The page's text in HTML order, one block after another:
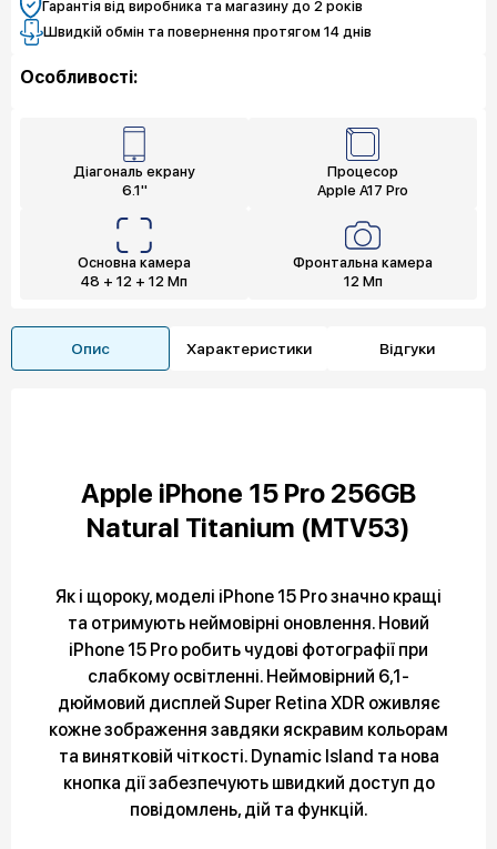
Гарантія від виробника та магазину до 2 років
Швидкій обмін та повернення протягом 14 днів
Особливості:
Діагональ екрану
6.1"
Процесор
Apple A17 Pro
Основна камера
48 + 12 + 12 Мп
Фронтальна камера
12 Мп
Опис Характеристики Відгуки
Apple iPhone 15 Pro 256GB
Natural Titanium (MTV53)
Як і щороку, моделі iPhone 15 Pro значно кращі
та отримують неймовірні оновлення. Новий
iPhone 15 Pro робить чудові фотографії при
слабкому освітленні. Неймовірний 6,1-
дюймовий дисплей Super Retina XDR оживляє
кожне зображення завдяки яскравим кольорам
та винятковій чіткості. Dynamic Island та нова
кнопка дії забезпечують швидкий доступ до
повідомлень, дій та функцій.